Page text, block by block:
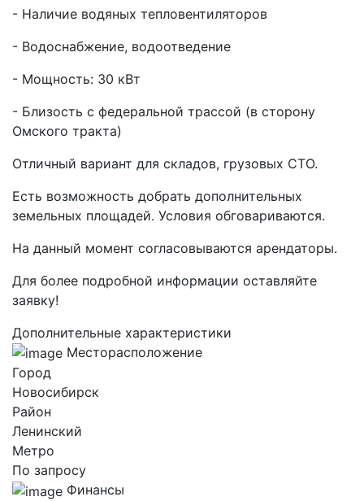
- Наличие водяных тепловентиляторов
- Водоснабжение, водоотведение
- Мощность: 30 кВт
- Близость с федеральной трассой (в сторону
Омского тракта)
Отличный вариант для складов, грузовых СТО.
Есть возможность добрать дополнительных
земельных площадей. Условия обговариваются.
На данный момент согласовываются арендаторы.
Для более подробной информации оставляйте
заявку!
Дополнительные характеристики
Месторасположение
Город
Новосибирск
Район
Ленинский
Метро
По запросу
Финансы